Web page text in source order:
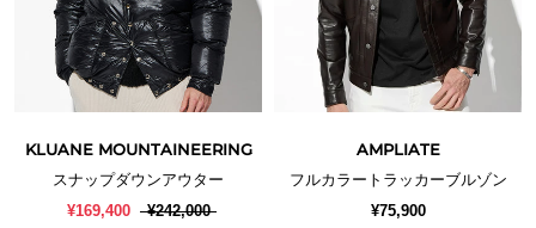
KLUANE MOUNTAINEERING
スナップダウンアウター
¥169,400
¥242,000
AMPLIATE
フルカラートラッカーブルゾン
¥75,900